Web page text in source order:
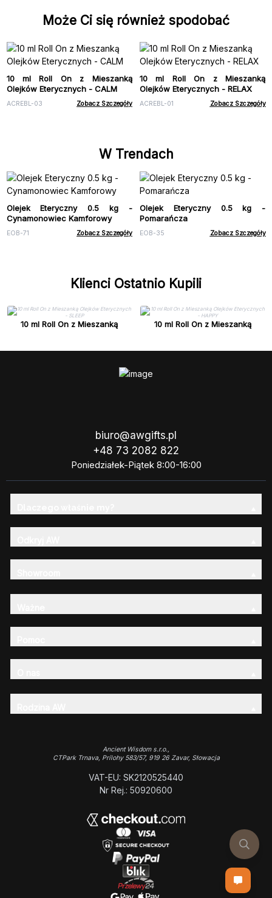
Może Ci się również spodobać
10 ml Roll On z Mieszanką
Olejków Eterycznych - CALM
ACREBL-03 Zobacz Szczegóły
10 ml Roll On z Mieszanką
Olejków Eterycznych - RELAX
ACREBL-01 Zobacz Szczegóły
W Trendach
Olejek Eteryczny 0.5 kg -
Cynamonowiec Kamforowy
EOB-71 Zobacz Szczegóły
Olejek Eteryczny 0.5 kg -
Pomarańcza
EOB-35 Zobacz Szczegóły
Klienci Ostatnio Kupili
10 ml Roll On z Mieszanką
10 ml Roll On z Mieszanką
biuro@awgifts.pl
+48 73 2082 822
Poniedziałek-Piątek 8:00-16:00
Ancient Wisdom s.r.o.,
CTPark Trnava, Prílohy 583/57, 919 26 Zavar, Słowacja
VAT-EU: SK2120525440
Nr Rej.: 50920600